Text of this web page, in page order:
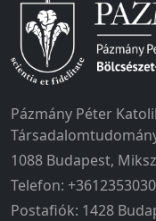
Pázmány Péter
1088 Budapest,
Telefon: +3612353030
Postafiók: 1428